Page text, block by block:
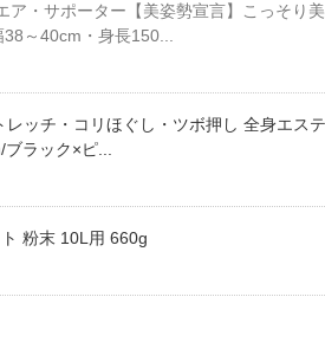
ア・サポーター【美姿勢宣言】こっそり
～40cm・身長150...
ッチ・コリほぐし・ツボ押し 全身エス
ラック×ピ...
粉末 10L用 660g